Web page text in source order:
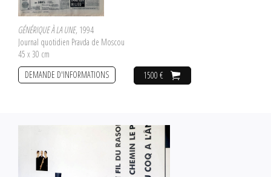
GÉNÉRIQUE À LA UNE, 1994
Journal quotidien Pravda de Moscou
45 x 30 cm
1500 €
DEMANDE D'INFORMATIONS